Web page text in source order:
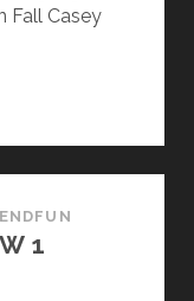
Fall Casey
1